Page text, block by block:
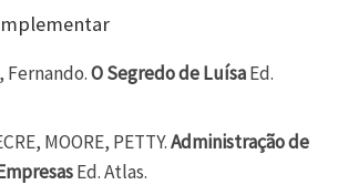
Fernando.O Segredo de LuísaEd.
MOORE, PETTY.Administração de
Ed. Atlas.